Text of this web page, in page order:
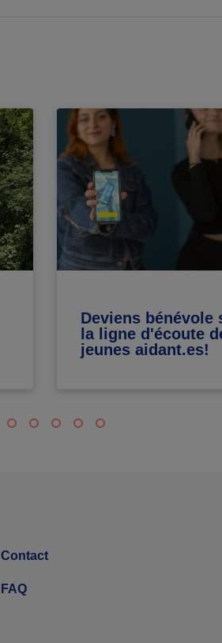
Deviens bénévole
la ligne d'écoute
jeunes aidant.es!
Contact
FAQ